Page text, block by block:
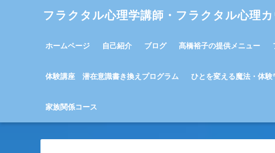
フラクタル心理学講師・フラクタル心理
ホームページ 自己紹介 ブログ 髙橋裕子の提供メニュー
体験講座 潜在意識書き換えプログラム ひとを変える魔法・体験
家族関係コース